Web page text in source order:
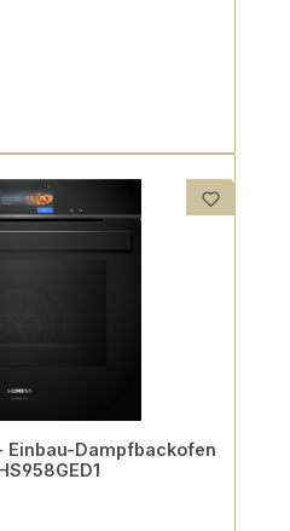
Einbau-Dampfbackofen